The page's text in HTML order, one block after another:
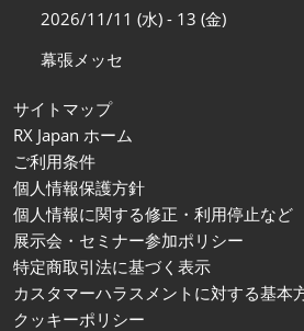
2026/11/11 (水) - 13 (金)
幕張メッセ
サイトマップ
RX Japan ホーム
ご利用条件
個人情報保護方針
個人情報に関する修正・利用停止など
展示会・セミナー参加ポリシー
特定商取引法に基づく表示
カスタマーハラスメントに対する基本
クッキーポリシー